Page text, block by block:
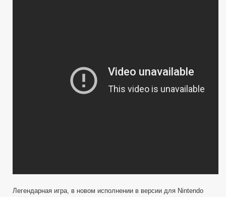
—
Edition
Легендарная игра, в новом исполнении в версии для Nintendo